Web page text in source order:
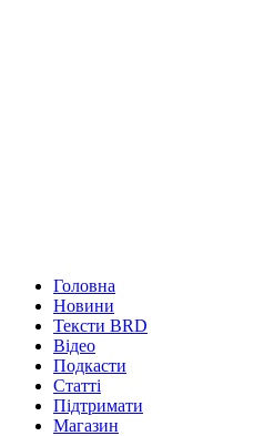
Головна
Новини
Тексти BRD
Відео
Подкасти
Статті
Підтримати
Магазин